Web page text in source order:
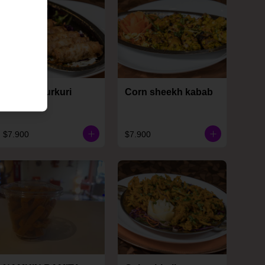
Cheese kurkuri
$7.900
Corn sheekh kabab
$7.900